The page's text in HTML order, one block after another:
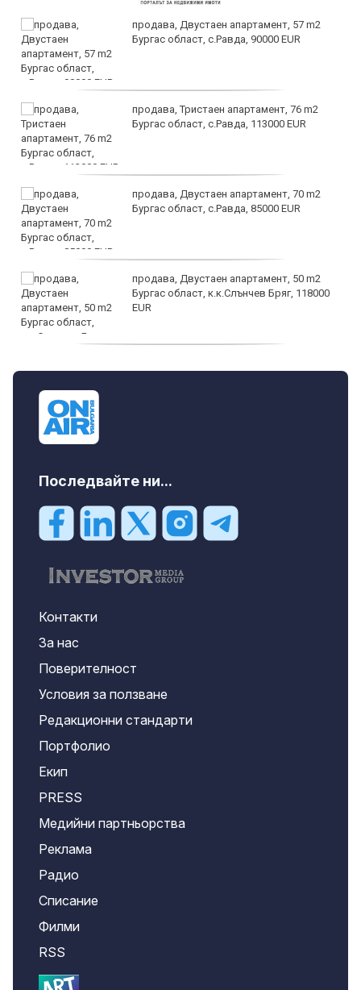
продава, Двустаен апартамент, 57 m2
Бургас област, с.Равда, 90000 EUR
продава, Тристаен апартамент, 76 m2
Бургас област, с.Равда, 113000 EUR
продава, Двустаен апартамент, 70 m2
Бургас област, с.Равда, 85000 EUR
продава, Двустаен апартамент, 50 m2
Бургас област, к.к.Слънчев Бряг, 118000
EUR
Последвайте ни...
Контакти
За нас
Поверителност
Условия за ползване
Редакционни стандарти
Портфолио
Екип
PRESS
Медийни партньорства
Реклама
Радио
Списание
Филми
RSS